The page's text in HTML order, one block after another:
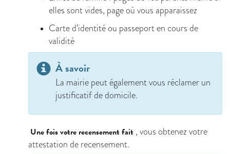
elles sont vides, page où vous apparaissez
Carte d’identité ou passeport en cours de
validité
À savoir
La mairie peut également vous réclamer un
justificatif de domicile.
Une fois votre recensement fait , vous obtenez votre
attestation de recensement.